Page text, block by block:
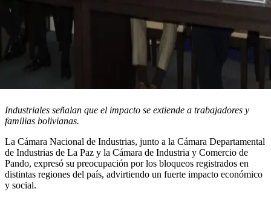
Industriales señalan que el impacto se extiende a trabajadores y
familias bolivianas.
La Cámara Nacional de Industrias, junto a la Cámara Departamental
de Industrias de La Paz y la Cámara de Industria y Comercio de
Pando, expresó su preocupación por los bloqueos registrados en
distintas regiones del país, advirtiendo un fuerte impacto económico
y social.